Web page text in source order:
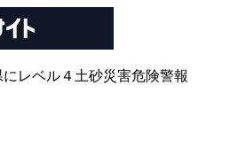
レベル４土砂災害危険警報